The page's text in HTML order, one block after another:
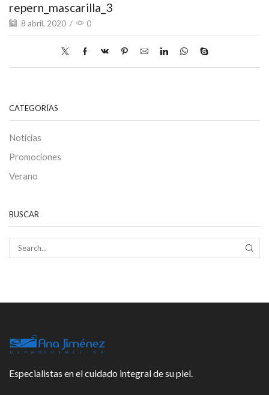
repern_mascarilla_3
8 abril, 2020 / 0
CATEGORÍAS
Noticias
Promociones
Verano
BUSCAR
Especialistas en el cuidado integral de su piel.